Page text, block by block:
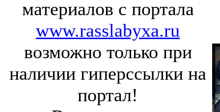
материалов с портала
www.rasslabyxa.ru
возможно только при
наличии гиперссылки на
портал!